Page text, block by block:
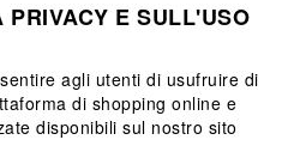
il rientro della merce nei
effettuato i controlli qualità
siano soddisfatti, il
la restituzione delle
E SULL'USO
agli utenti di usufruire di
di shopping online e
disponibili sul nostro sito